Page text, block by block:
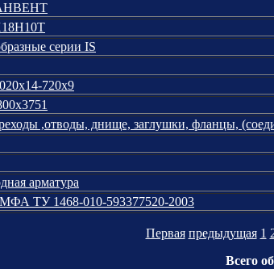
серии IS
720х9
,отводы, днище, заглушки, фланцы,
арматура
ТУ 1468-010-593377520-2003
Первая предыдущая 1
Всего